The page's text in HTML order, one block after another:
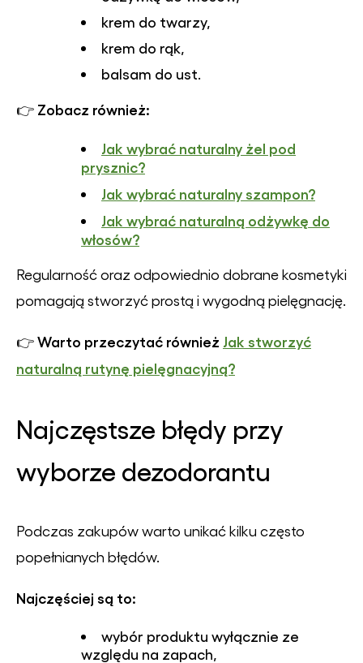
krem do twarzy,
krem do rąk,
balsam do ust.
👉 Zobacz również:
Jak wybrać naturalny żel pod
prysznic?
Jak wybrać naturalny szampon?
Jak wybrać naturalną odżywkę do
włosów?
Regularność oraz odpowiednio dobrane kosmetyki
pomagają stworzyć prostą i wygodną pielęgnację.
👉Warto przeczytać również Jak stworzyć
naturalną rutynę pielęgnacyjną?
Najczęstsze błędy przy
wyborze dezodorantu
Podczas zakupów warto unikać kilku często
popełnianych błędów.
Najczęściej są to:
wybór produktu wyłącznie ze
względu na zapach,